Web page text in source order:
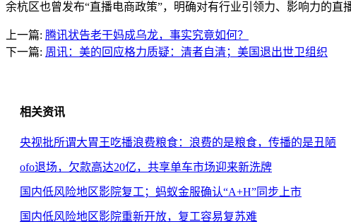
余杭区也曾发布“直播电商政策”，明确对有行业引领力、影响力的
上一篇: 腾讯状告老干妈成乌龙，事实究竟如何？
下一篇: 周讯：美的回应格力质疑：清者自清；美国退出世卫组织
相关资讯
央视批所谓大胃王吃播浪费粮食：浪费的是粮食，传播的是丑陋
ofo退场，欠款高达20亿，共享单车市场迎来新洗牌
国内低风险地区影院复工；蚂蚁金服确认“A+H”同步上市
国内低风险地区影院重新开放，复工容易复苏难